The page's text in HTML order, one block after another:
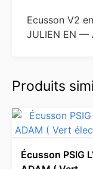
Ecusson V2
JULIEN EN —
Produits
Écusson PSIG